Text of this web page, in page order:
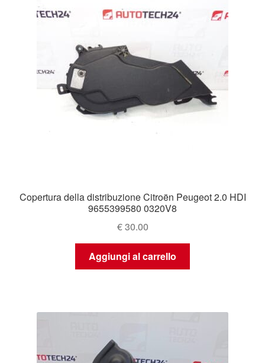
Copertura della distribuzione Citroën Peugeot 2.0 HDI
9655399580 0320V8
€30.00
Aggiungi al carrello